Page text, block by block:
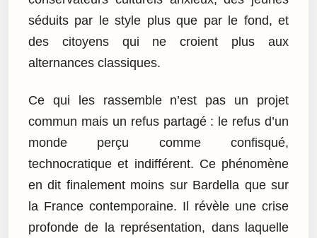
séduits par le style plus que par le fond, et
des citoyens qui ne croient plus aux
alternances classiques.
Ce qui les rassemble n’est pas un projet
commun mais un refus partagé : le refus d’un
monde perçu comme confisqué,
technocratique et indifférent. Ce phénomène
en dit finalement moins sur Bardella que sur
la France contemporaine. Il révèle une crise
profonde de la représentation, dans laquelle